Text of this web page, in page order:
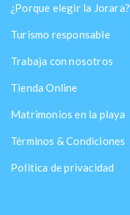
¿Porque elegir la Jorara?
Turismo responsable
Trabaja con nosotros
Tienda Online
Matrimonios en la playa
Términos & Condiciones
Politica de privacidad